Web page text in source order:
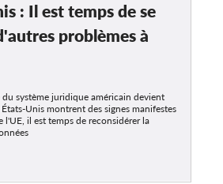
: Il est temps de se
problèmes à
système juridique américain devient
Unis montrent des signes manifestes
l'UE, il est temps de reconsidérer la